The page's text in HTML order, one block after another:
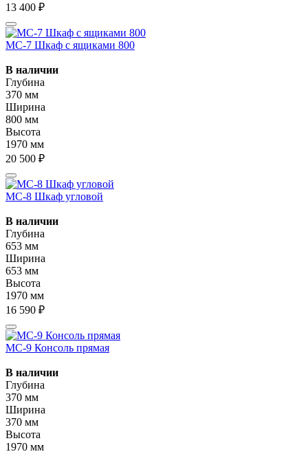
13 400 ₽
МС-7 Шкаф с ящиками 800
В наличии
Глубина
370 мм
Ширина
800 мм
Высота
1970 мм
20 500 ₽
МС-8 Шкаф угловой
В наличии
Глубина
653 мм
Ширина
653 мм
Высота
1970 мм
16 590 ₽
МС-9 Консоль прямая
В наличии
Глубина
370 мм
Ширина
370 мм
Высота
1970 мм